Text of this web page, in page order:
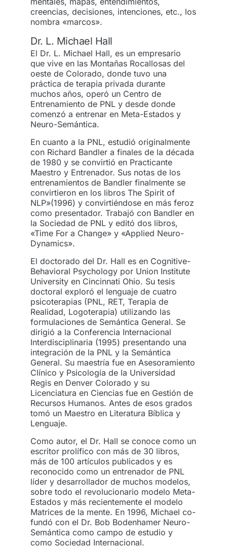
creencias, decisiones, intenciones, etc., los
nombra «marcos».
Dr. L. Michael Hall
El Dr. L. Michael Hall, es un empresario
que vive en las Montañas Rocallosas del
oeste de Colorado, donde tuvo una
práctica de terapia privada durante
muchos años, operó un Centro de
Entrenamiento de PNL y desde donde
comenzó a entrenar en Meta-Estados y
Neuro-Semántica.
En cuanto a la PNL, estudió originalmente
con Richard Bandler a finales de la década
de 1980 y se convirtió en Practicante
Maestro y Entrenador. Sus notas de los
entrenamientos de Bandler finalmente se
convirtieron en los libros The Spirit of
NLP»(1996) y convirtiéndose en más feroz
como presentador. Trabajó con Bandler en
la Sociedad de PNL y editó dos libros,
«Time For a Change» y «Applied Neuro-
Dynamics».
El doctorado del Dr. Hall es en Cognitive-
Behavioral Psychology por Union Institute
University en Cincinnati Ohio. Su tesis
doctoral exploró el lenguaje de cuatro
psicoterapias (PNL, RET, Terapia de
Realidad, Logoterapia) utilizando las
formulaciones de Semántica General. Se
dirigió a la Conferencia Internacional
Interdisciplinaria (1995) presentando una
integración de la PNL y la Semántica
General. Su maestría fue en Asesoramiento
Clínico y Psicología de la Universidad
Regis en Denver Colorado y su
Licenciatura en Ciencias fue en Gestión de
Recursos Humanos. Antes de esos grados
tomó un Maestro en Literatura Bíblica y
Lenguaje.
Como autor, el Dr. Hall se conoce como un
escritor prolífico con más de 30 libros,
más de 100 artículos publicados y es
reconocido como un entrenador de PNL
líder y desarrollador de muchos modelos,
sobre todo el revolucionario modelo Meta-
Estados y más recientemente el modelo
Matrices de la mente. En 1996, Michael co-
fundó con el Dr. Bob Bodenhamer Neuro-
Semántica como campo de estudio y
como Sociedad Internacional.